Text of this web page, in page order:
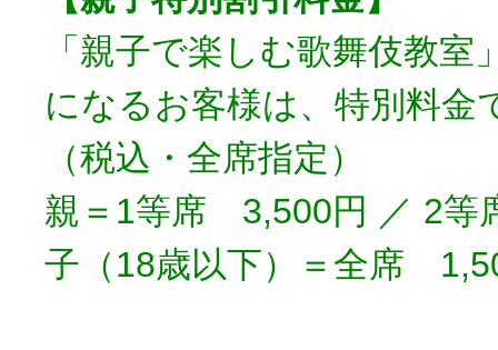
「親子で楽しむ歌舞伎教室
になるお客様は、特別料金
（税込・全席指定）
親＝1等席 3,500円 ／ 2
子（18歳以下）＝全席